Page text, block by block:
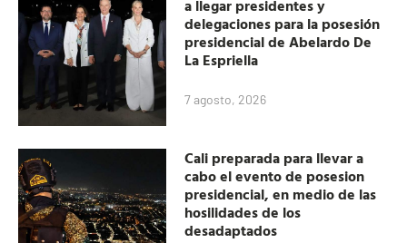
a llegar presidentes y
delegaciones para la posesión
presidencial de Abelardo De
La Espriella
7 agosto, 2026
Cali preparada para llevar a
cabo el evento de posesion
presidencial, en medio de las
hosilidades de los
desadaptados